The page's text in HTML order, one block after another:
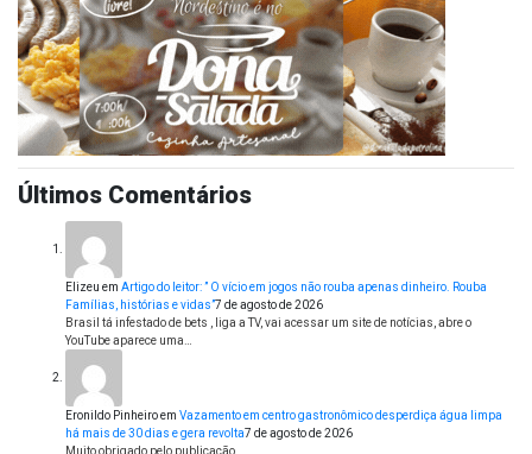
Últimos Comentários
Elizeu em Artigo do leitor: ” O vício em jogos não rouba apenas dinheiro. Rouba
Famílias, histórias e vidas”7 de agosto de 2026
Brasil tá infestado de bets , liga a TV, vai acessar um site de notícias, abre o
YouTube aparece uma…
Eronildo Pinheiroem Vazamento em centro gastronômico desperdiça água limpa
há mais de 30 dias e gera revolta7 de agosto de 2026
Muito obrigado pelo publicação.